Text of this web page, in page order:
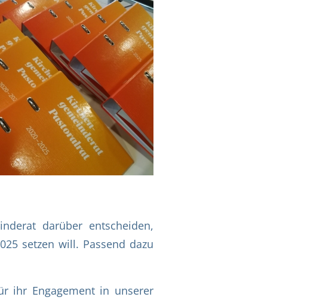
darüber entscheiden,
setzen will. Passend dazu
ihr Engagement in unserer